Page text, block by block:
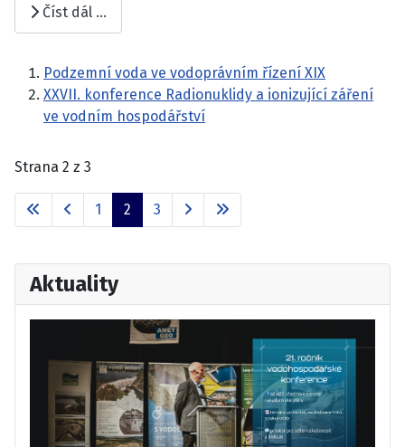
Číst dál …
Podzemní voda ve vodoprávním řízení XIX
XXVII. konference Radionuklidy a ionizující záření
ve vodním hospodářství
Strana 2 z 3
1 2 3
Aktuality